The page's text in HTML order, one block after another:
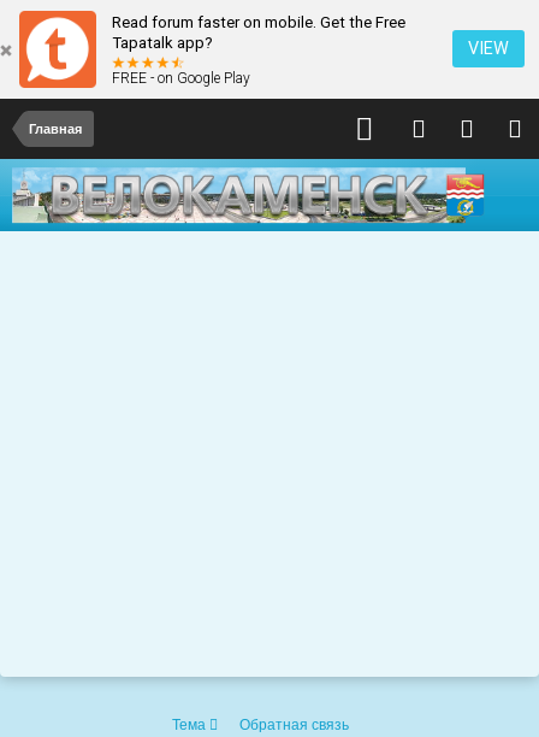
Read forum faster on mobile. Get the Free
Tapatalk app?
FREE - on Google Play
VIEW
Главная
Тема
Обратная связь